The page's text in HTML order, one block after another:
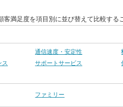
満足度を項目別に並び替えて比較する
通信速度・安定性
ス
サポートサービス
ファミリー